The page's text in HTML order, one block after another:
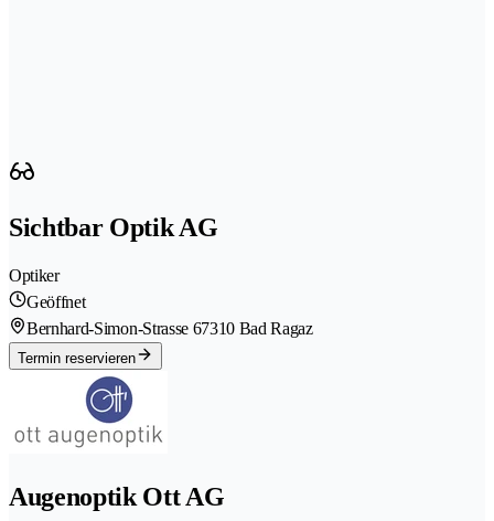
Sichtbar Optik AG
Optiker
Geöffnet
Bernhard-Simon-Strasse 67310 Bad Ragaz
Termin reservieren
Augenoptik Ott AG